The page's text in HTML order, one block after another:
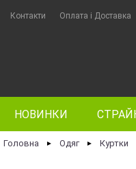
Контакти Оплата i Доставка
НОВИНКИ
Головна ► Одяг ► Куртки